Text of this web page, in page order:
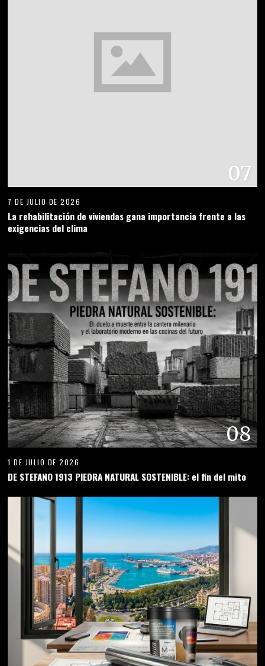
07
7 DE JULIO DE 2026
La rehabilitación de viviendas gana importancia frente a las
exigencias del clima
08
1 DE JULIO DE 2026
DE STEFANO 1913 PIEDRA NATURAL SOSTENIBLE: el fin del mito